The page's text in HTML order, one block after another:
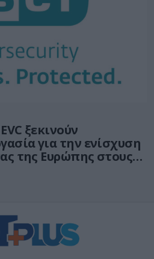
ξεκινούν
για την ενίσχυση
της Ευρώπης στους
και ενέργειας